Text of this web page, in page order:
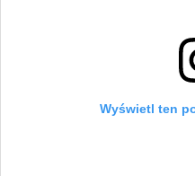
Wyświetl ten